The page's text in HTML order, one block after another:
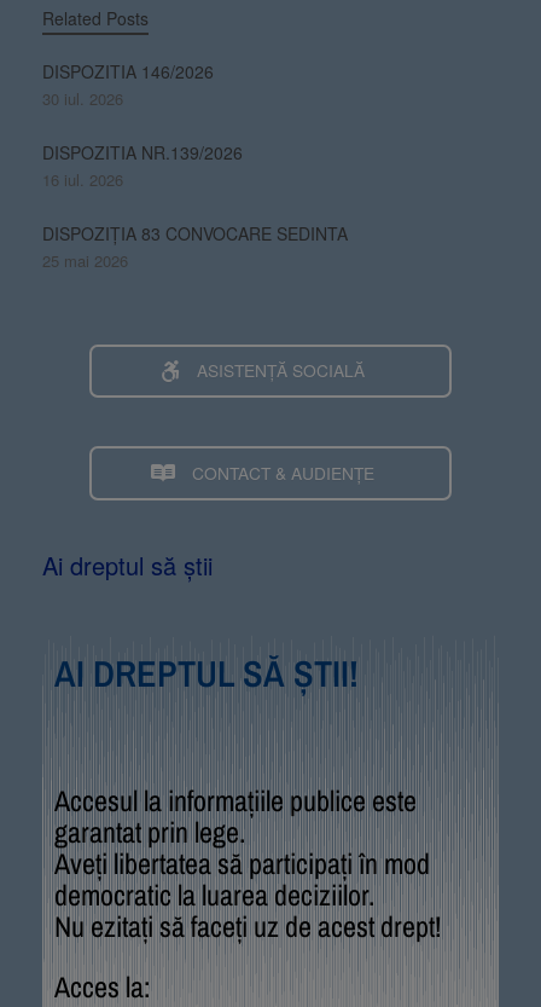
Related Posts
DISPOZITIA 146/2026
30 iul. 2026
DISPOZITIA NR.139/2026
16 iul. 2026
DISPOZIȚIA 83 CONVOCARE SEDINTA
25 mai 2026
ASISTENȚĂ SOCIALĂ
CONTACT & AUDIENȚE
Ai dreptul să știi
AI DREPTUL SĂ ȘTII!
Accesul la informațiile publice este
garantat prin lege.
Aveți libertatea să participați în mod
democratic la luarea deciziilor.
Nu ezitați să faceți uz de acest drept!
Acces la: